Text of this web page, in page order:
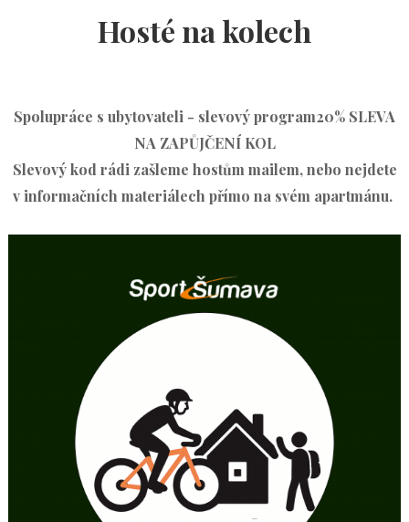
Hosté na kolech
Spolupráce s ubytovateli - slevový program20% SLEVA
NA ZAPŮJČENÍ KOL
Slevový kod rádi zašleme hostům mailem, nebo nejdete
v informačních materiálech přímo na svém apartmánu.